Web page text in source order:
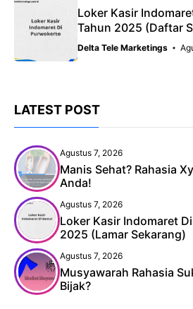
Loker Kasir
Tahun 2025 (Daftar
Delta Tele Marketings
LATEST POST
Agustus 7, 2026
Manis Sehat? Rahasia
Anda!
Agustus 7, 2026
Loker Kasir Indomaret
2025 (Lamar Sekarang)
Agustus 7, 2026
Musyawarah Rahasia
Bijak?